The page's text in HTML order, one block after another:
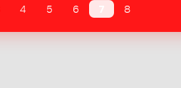
4 5 6 8